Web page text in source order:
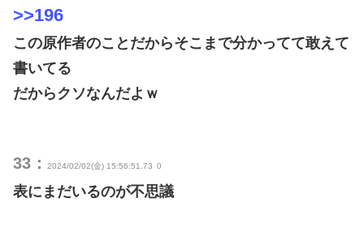
>>196
この原作者のことだからそこまで分かってて敢えて
書いてる
だからクソなんだよｗ
33： 2024/02/02(金) 15:56:51.73 0
表にまだいるのが不思議